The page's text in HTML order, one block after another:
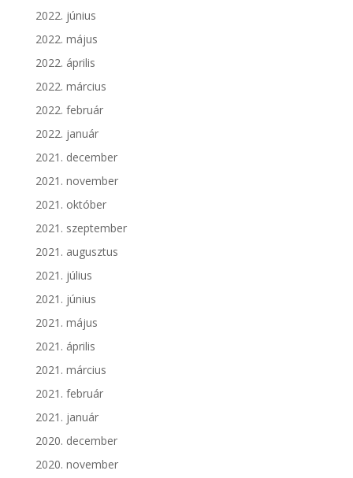
2022. június
2022. május
2022. április
2022. március
2022. február
2022. január
2021. december
2021. november
2021. október
2021. szeptember
2021. augusztus
2021. július
2021. június
2021. május
2021. április
2021. március
2021. február
2021. január
2020. december
2020. november